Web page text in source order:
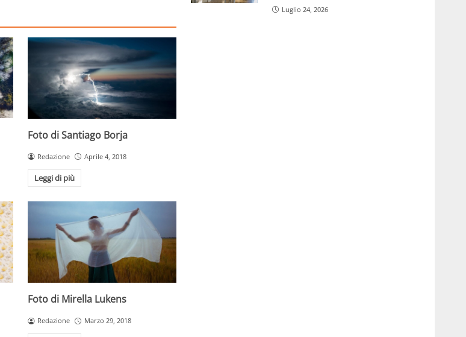
Foto di Santiago Borja
Redazione Aprile 4, 2018
Leggi di più
Foto di Mirella Lukens
Redazione Marzo 29, 2018
Luglio 24, 2026